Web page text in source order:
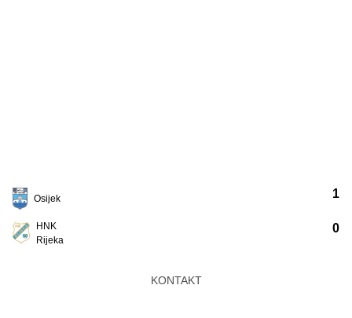
Osijek
HNK
Rijeka
1
0
KONTAKT